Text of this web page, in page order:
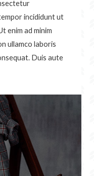
incididunt ut
enim ad minim
ullamco laboris
Duis aute